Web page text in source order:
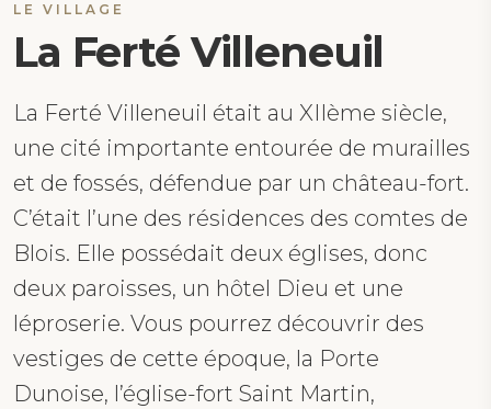
LE VILLAGE
La Ferté Villeneuil
La Ferté Villeneuil était au XIIème siècle,
une cité importante entourée de murailles
et de fossés, défendue par un château-fort.
C’était l’une des résidences des comtes de
Blois. Elle possédait deux églises, donc
deux paroisses, un hôtel Dieu et une
léproserie. Vous pourrez découvrir des
vestiges de cette époque, la Porte
Dunoise, l’église-fort Saint Martin,